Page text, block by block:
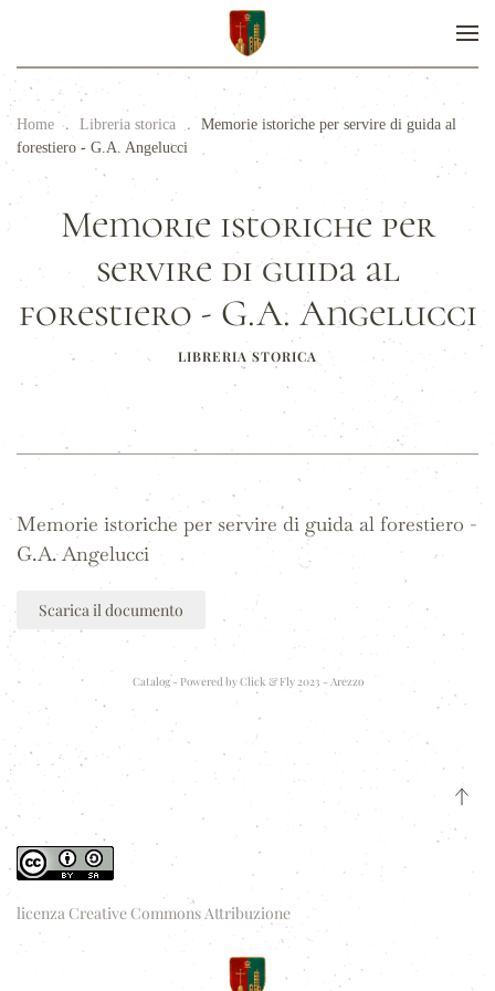
Home Libreria storica
Memorie istoriche per servire di guida al
forestiero - G.A. Angelucci
Memorie istoriche per
servire di guida al
forestiero - G.A. Angelucci
LIBRERIA STORICA
Memorie istoriche per servire di guida al forestiero -
G.A. Angelucci
Scarica il documento
Catalog - Powered byClick & Fly 2023 - Arezzo
licenza Creative Commons Attribuzione